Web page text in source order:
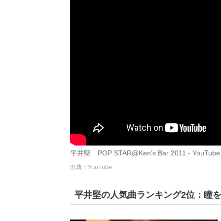
平井堅 POP STAR@Ken’s Bar 2011 - YouTube
出典：YouTube
平井堅の人気曲ランキング2位：瞳